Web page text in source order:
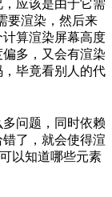
应该是由于它需
要渲染，然后来
算渲染屏幕高度
多，又会有渲染
毕竟看别人的代
问题，同时依赖
了，就会使得渲
以知道哪些元素